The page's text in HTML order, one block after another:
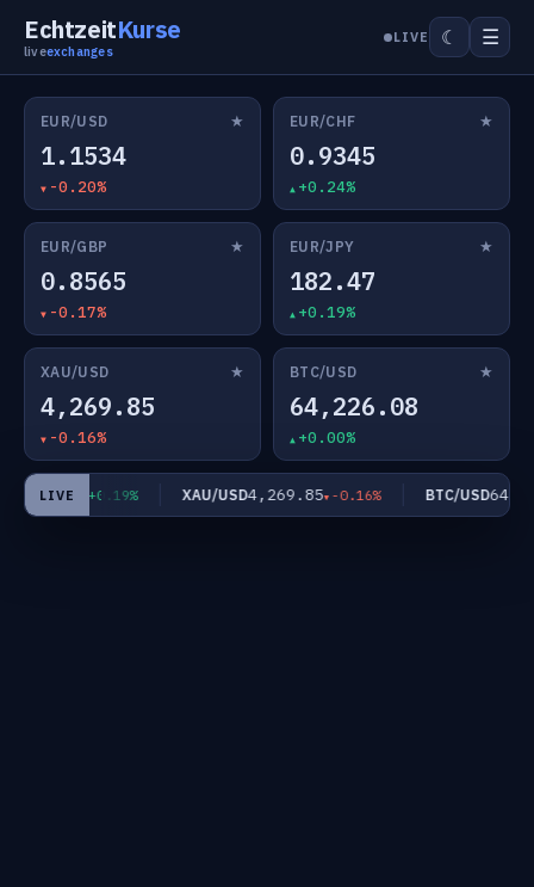
EchtzeitKurse
liveexchanges
LIVE ☾ ☰
EUR/USD ★
1.1534
-0.20%
EUR/CHF ★
0.9345
+0.24%
EUR/GBP ★
0.8565
-0.17%
EUR/JPY ★
182.47
+0.19%
XAU/USD ★
4,269.85
-0.16%
BTC/USD ★
64,226.08
+0.00%
LIVE+0.19% XAU/USD4,269.85 -0.16% BTC/USD